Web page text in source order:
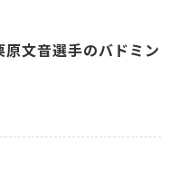
文音選手のバドミン